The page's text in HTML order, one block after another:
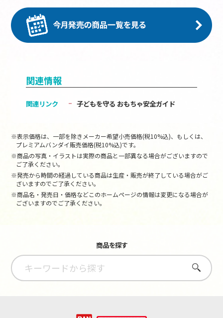
関連情報
関連リンク 子どもを守る おもちゃ安全ガイド
※表示価格は、一部を除きメーカー希望小売価格(税10%込)、もしくは、
プレミアムバンダイ販売価格(税10%込)です。
※商品の写真・イラストは実際の商品と一部異なる場合がございますので
ご了承ください。
※発売から時間の経過している商品は生産・販売が終了している場合がご
ざいますのでご了承ください。
※商品名・発売日・価格などこのホームページの情報は変更になる場合が
ございますのでご了承ください。
商品を探す
さがす